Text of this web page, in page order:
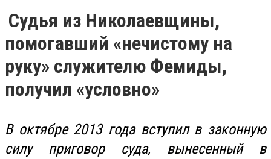
Судья из Николаевщины,
помогавший «нечистому на
руку» служителю Фемиды,
получил «условно»
В октябре 2013 года вступил в законную
силу приговор суда, вынесенный в